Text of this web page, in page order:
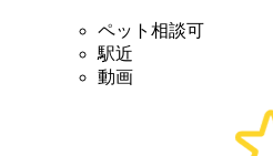
ペット相談可
駅近
動画